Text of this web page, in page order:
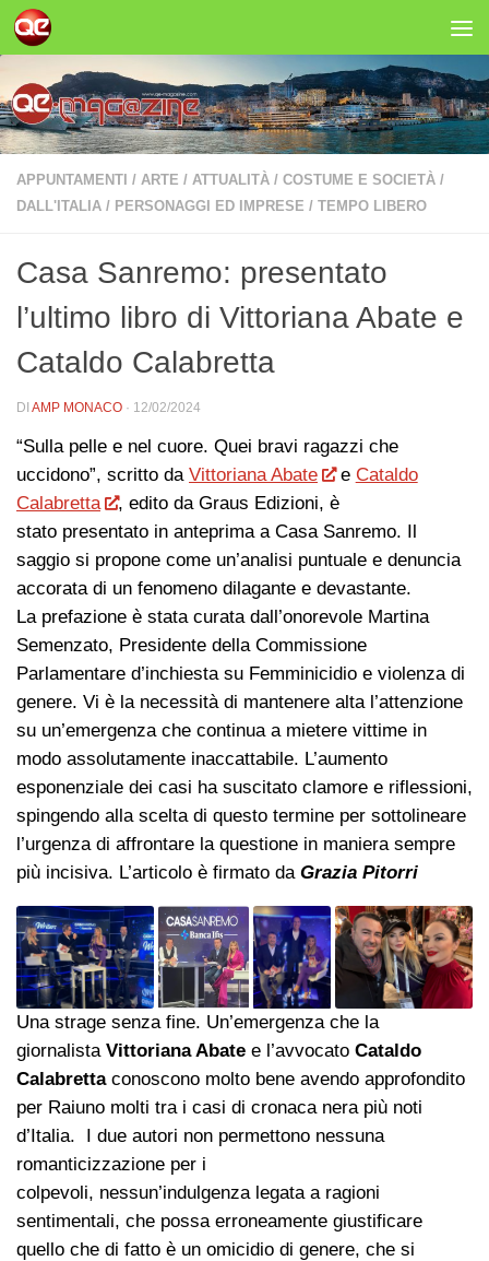
Salta al contenuto
APPUNTAMENTI / ARTE / ATTUALITÀ / COSTUME E SOCIETÀ /
DALL'ITALIA / PERSONAGGI ED IMPRESE / TEMPO LIBERO
Casa Sanremo: presentato
l’ultimo libro di Vittoriana Abate e
Cataldo Calabretta
DI AMP MONACO · 12/02/2024
“Sulla pelle e nel cuore. Quei bravi ragazzi che
uccidono”, scritto da Vittoriana Abate e Cataldo
Calabretta
, edito da Graus Edizioni, è
stato presentato in anteprima a Casa Sanremo. Il
saggio si propone come un’analisi puntuale e denuncia
accorata di un fenomeno dilagante e devastante.
La prefazione è stata curata dall’onorevole Martina
Semenzato, Presidente della Commissione
Parlamentare d’inchiesta su Femminicidio e violenza di
genere. Vi è la necessità di mantenere alta l’attenzione
su un’emergenza che continua a mietere vittime in
modo assolutamente inaccattabile. L’aumento
esponenziale dei casi ha suscitato clamore e riflessioni,
spingendo alla scelta di questo termine per sottolineare
l’urgenza di affrontare la questione in maniera sempre
più incisiva. L’articolo è firmato da Grazia Pitorri
Una strage senza fine. Un’emergenza che la
giornalista Vittoriana Abate e l’avvocato Cataldo
Calabrettaconoscono molto bene avendo approfondito
per Raiuno molti tra i casi di cronaca nera più noti
d’Italia. I due autori non permettono nessuna
romanticizzazione per i
colpevoli, nessun’indulgenza legata a ragioni
sentimentali, che possa erroneamente giustificare
quello che di fatto è un omicidio di genere, che si